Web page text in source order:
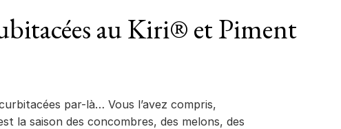
au Kiri® et Piment
par-là… Vous l’avez compris,
la saison des concombres, des melons, des